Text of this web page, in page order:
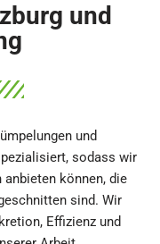
und
und
sodass wir
anbieten können, die
sind. Wir
Effizienz und